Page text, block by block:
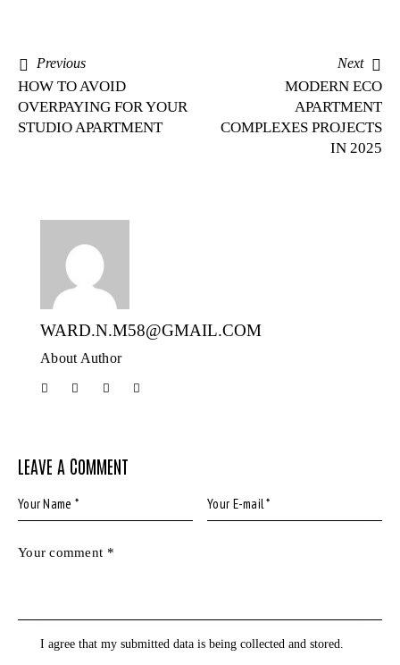
Previous
HOW TO AVOID
OVERPAYING FOR YOUR
STUDIO APARTMENT
Next
MODERN ECO
APARTMENT
COMPLEXES PROJECTS
IN 2025
WARD.N.M58@GMAIL.COM
About Author
LEAVE A COMMENT
I agree that my submitted data is beingcollected and stored.